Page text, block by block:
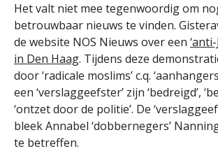
Het valt niet mee tegenwoordig om
betrouwbaar nieuws te vinden.
de website NOS Nieuws over een
in Den Haag. Tijdens deze
door ‘radicale moslims’ c.q.
een ‘verslaggeefster’ zijn ‘bedreigd’,
‘ontzet door de politie’. De
bleek Annabel ‘dobbernegers’
te betreffen.